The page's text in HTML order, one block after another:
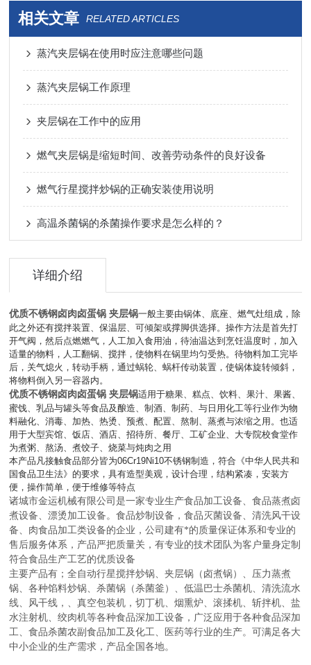
相关文章 RELATED ARTICLES
蒸汽夹层锅在使用时应注意哪些问题
蒸汽夹层锅工作原理
夹层锅在工作中的应用
燃气夹层锅是缩短时间、改善劳动条件的良好设备
燃气行星搅拌炒锅的正确安装使用说明
高温杀菌锅的杀菌操作要求是怎么样的？
详细介绍
优质不锈钢卤肉卤蛋锅 夹层锅一般主要由锅体、底座、燃气灶组成，除
此之外还有搅拌装置、保温层、可倾架或撑脚供选择。操作方法是首先打
开气阀，然后点燃燃气，人工加入食用油，待油温达到烹饪温度时，加入
适量的物料，人工翻锅、搅拌，使物料在锅里均匀受热。待物料加工完毕
后，关气熄火，转动手柄，通过蜗轮、蜗杆传动装置，使锅体旋转倾斜，
将物料倒入另一容器内。
优质不锈钢卤肉卤蛋锅 夹层锅适用于糖果、糕点、饮料、果汁、果酱、
蜜饯、乳品与罐头等食品及酿造、制酒、制药、与日用化工等行业作为物
料融化、消毒、加热、热烫、预煮、配置、熬制、蒸煮与浓缩之用。也适
用于大型宾馆、饭店、酒店、招待所、餐厅、工矿企业、大专院校食堂作
为煮粥、熬汤、煮饺子、烧菜与炖肉之用
本产品凡接触食品部分皆为06Cr19Ni10不锈钢制造，符合《中华人民共和
国食品卫生法》的要求，具有造型美观，设计合理，结构紧凑，安装方
便，操作简单，便于维修等特点
诸城市金运机械有限公司是一家专业生产食品加工设备、食品蒸煮卤
煮设备、漂烫加工设备。食品炒制设备，食品灭菌设备、清洗风干设
备、肉食品加工类设备的企业，公司建有*的质量保证体系和专业的
售后服务体系，产品严把质量关，有专业的技术团队为客户量身定制
符合食品生产工艺的优质设备
主要产品有；全自动行星搅拌炒锅、夹层锅（卤煮锅）、压力蒸煮
锅、各种馅料炒锅、杀菌锅（杀菌釜）、低温巴士杀菌机、清洗流水
线、风干线，、真空包装机，切丁机、烟熏炉、滚揉机、斩拌机、盐
水注射机、绞肉机等各种食品深加工设备，广泛应用于各种食品深加
工、食品杀菌农副食品加工及化工、医药等行业的生产。可满足各大
中小企业的生产需求，产品全国各地。